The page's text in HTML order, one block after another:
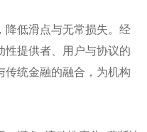
降低滑点与无常损失。经
性提供者、用户与协议的
传统金融的融合，为机构